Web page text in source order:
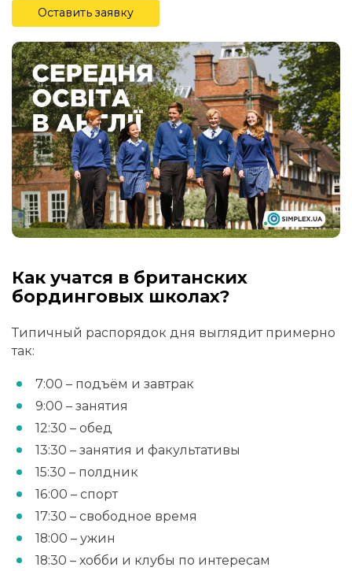
Оставить заявку
Как учатся в британских
бординговых школах?
Типичный распорядок дня выглядит примерно
так:
7:00 – подъём и завтрак
9:00 – занятия
12:30 – обед
13:30 – занятия и факультативы
15:30 – полдник
16:00 – спорт
17:30 – свободное время
18:00 – ужин
18:30 – хобби и клубы по интересам